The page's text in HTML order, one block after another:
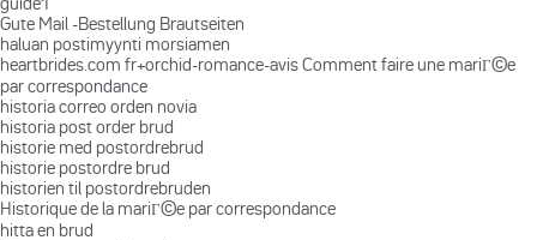
Gute Mail -Bestellung Brautseiten
haluan postimyynti morsiamen
heartbrides.com fr+orchid-romance-avis Comment faire une mariГ©e
par correspondance
historia correo orden novia
historia post order brud
historie med postordrebrud
historie postordre brud
historien til postordrebruden
Historique de la mariГ©e par correspondance
hitta en brud